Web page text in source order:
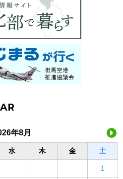
年8月
水 木 金 土
1